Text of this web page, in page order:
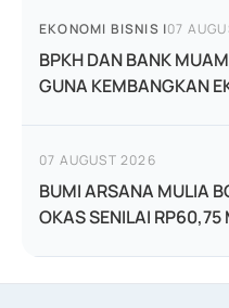
EKONOMI BISNIS |07
BPKH DAN BANK
GUNA KEMBANGKAN
07 AUGUST 2026
BUMI ARSANA MULIA
OKAS SENILAI RP60,75